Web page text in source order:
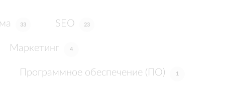
33 SEO 23
Маркетинг 4
Программное обеспечение (ПО) 1